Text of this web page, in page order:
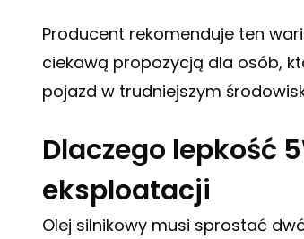
Producent rekomenduje ten
ciekawą propozycją dla osób,
pojazd w trudniejszym
Dlaczego lepkość
eksploatacji
Olej silnikowy musi sprostać